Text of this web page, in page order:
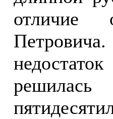
отличие